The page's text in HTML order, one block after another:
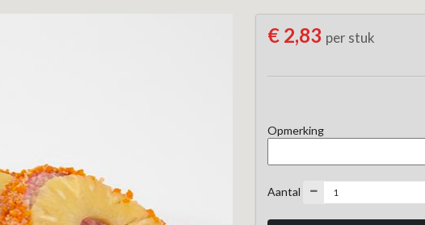
€ 2,83 per stuk
Opmerking
Aantal